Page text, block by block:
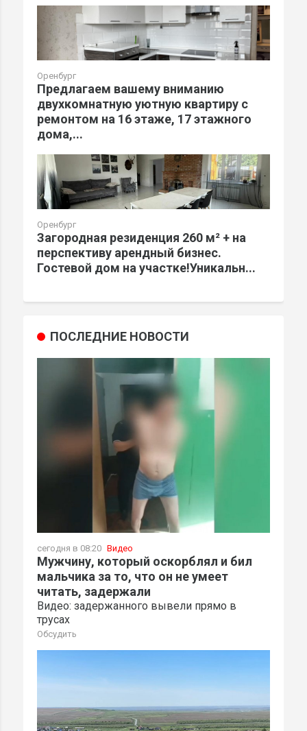
Оренбург
Предлагаем вашему вниманию
двухкомнатную уютную квартиру с
ремонтом на 16 этаже, 17 этажного
дома,...
Оренбург
Загородная резиденция 260 м² + на
перспективу арендный бизнес.
Гостевой дом на участке!Уникальн...
ПОСЛЕДНИЕ НОВОСТИ
сегодня в 08:20 Видео
Мужчину, который оскорблял и бил
мальчика за то, что он не умеет
читать, задержали
Видео: задержанного вывели прямо в
трусах
Обсудить